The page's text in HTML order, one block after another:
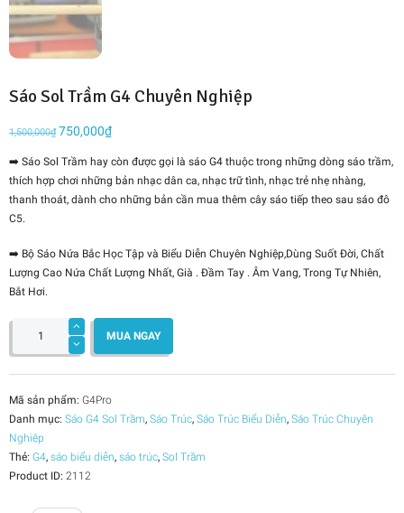
Sáo Sol Trầm G4 Chuyên Nghiệp
1,500,000₫ Giá
là:
1,500,000₫.
750,000₫Giá
tại
là:
750,000₫.
➡️ Sáo Sol Trầm hay còn được gọi là sáo G4 thuộc trong những dòng sáo trầm,
thích hợp chơi những bản nhạc dân ca, nhạc trữ tình, nhạc trẻ nhẹ nhàng,
thanh thoát, dành cho những bản cần mua thêm cây sáo tiếp theo sau sáo đô
C5.
➡️ Bộ Sáo Nứa Bắc Học Tập và Biểu Diễn Chuyên Nghiệp,Dùng Suốt Đời, Chất
Lượng Cao Nứa Chất Lượng Nhất, Già . Đầm Tay . Âm Vang, Trong Tự Nhiên,
Bắt Hơi.
Sáo
G4
Nghiệp
lượng
MUA NGAY
Mã sản phẩm: G4Pro
Danh mục: Sáo G4 Sol Trầm, Sáo Trúc, Sáo Trúc Biểu Diễn, Sáo Trúc Chuyên
Nghiệp
Thẻ: G4, sáo biểu diễn, sáo trúc, Sol Trầm
Product ID: 2112